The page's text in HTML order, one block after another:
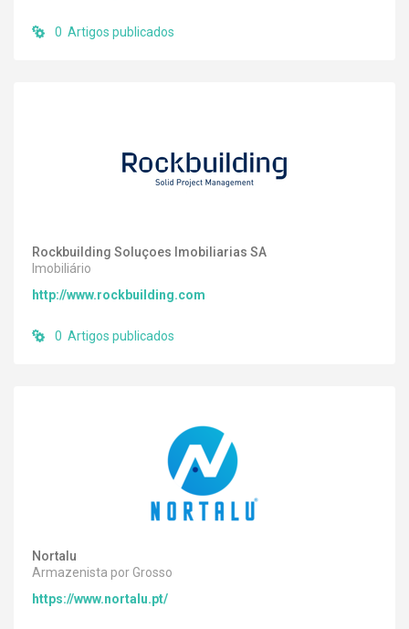
0 Artigos publicados
Rockbuilding Soluçoes Imobiliarias SA
Imobiliário
http://www.rockbuilding.com
0 Artigos publicados
Nortalu
Armazenista por Grosso
https://www.nortalu.pt/